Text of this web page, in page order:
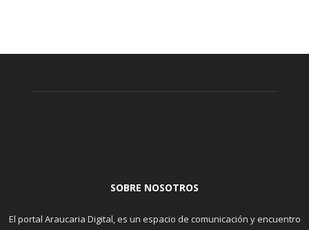
SOBRE NOSOTROS
El portal Araucaria Digital, es un espacio de comunicación y encuentro